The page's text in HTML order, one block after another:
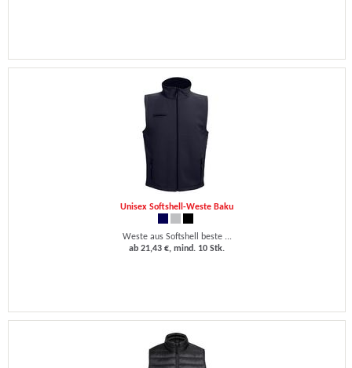
Unisex Softshell-Weste Baku
Weste aus Softshell beste ...
ab 21,43 €, mind. 10 Stk.